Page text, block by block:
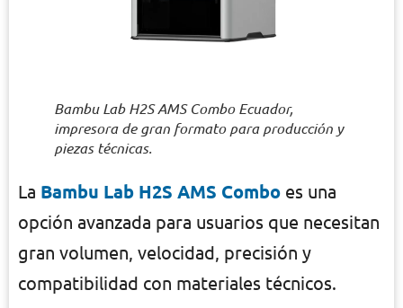
Bambu Lab H2S AMS Combo Ecuador,
impresora de gran formato para producción y
piezas técnicas.
La Bambu Lab H2S AMS Combo es una
opción avanzada para usuarios que necesitan
gran volumen, velocidad, precisión y
compatibilidad con materiales técnicos.